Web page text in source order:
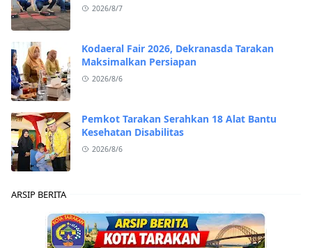
2026/8/7
Kodaeral Fair 2026, Dekranasda Tarakan
Maksimalkan Persiapan
2026/8/6
Pemkot Tarakan Serahkan 18 Alat Bantu
Kesehatan Disabilitas
2026/8/6
ARSIP BERITA